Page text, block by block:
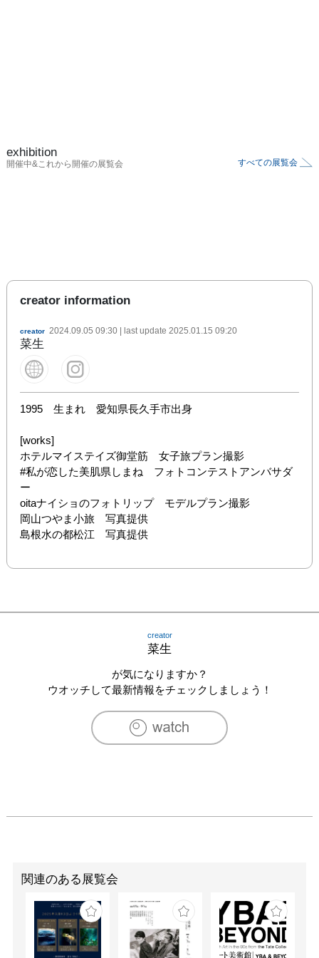
exhibition
開催中&これから開催の展覧会 すべての展覧会
creator information
creator 2024.09.05 09:30 | last update 2025.01.15 09:20
菜生
1995　生まれ　愛知県長久手市出身
[works]
ホテルマイステイズ御堂筋　女子旅プラン撮影
#私が恋した美肌県しまね　フォトコンテストアンバサダ
ー
oitaナイショのフォトリップ　モデルプラン撮影
岡山つやま小旅　写真提供
島根水の都松江　写真提供
creator
菜生
が気になりますか？
ウオッチして最新情報をチェックしましょう！
関連のある展覧会